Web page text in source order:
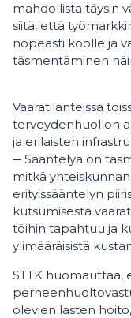
mahdollista täysin
siitä, että
nopeasti koolle ja
täsmentäminen
Vaaratilanteissa
terveydenhuollon
ja erilaisten
─ Sääntelyä on
mitkä
erityissääntelyn
kutsumisesta
töihin tapahtuu ja
ylimääräisistä
STTK huomauttaa,
olevien lasten